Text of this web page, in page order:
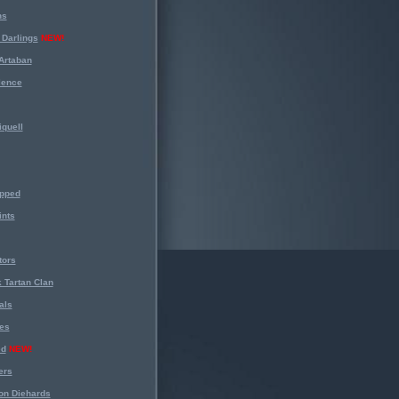
NEW!
Tartan Clan
NEW!
Diehards